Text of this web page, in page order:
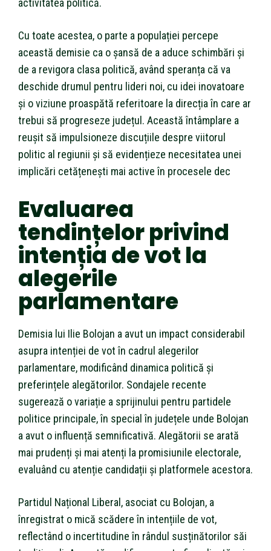
Cu toate acestea, o parte a populației percepe
această demisie ca o șansă de a aduce schimbări și
de a revigora clasa politică, având speranța că va
deschide drumul pentru lideri noi, cu idei inovatoare
și o viziune proaspătă referitoare la direcția în care ar
trebui să progreseze județul. Această întâmplare a
reușit să impulsioneze discuțiile despre viitorul
politic al regiunii și să evidențieze necesitatea unei
implicări cetățenești mai active în procesele dec
Evaluarea
tendințelor privind
intenția de vot la
alegerile
parlamentare
Demisia lui Ilie Bolojan a avut un impact considerabil
asupra intenției de vot în cadrul alegerilor
parlamentare, modificând dinamica politică și
preferințele alegătorilor. Sondajele recente
sugerează o variație a sprijinului pentru partidele
politice principale, în special în județele unde Bolojan
a avut o influență semnificativă. Alegătorii se arată
mai prudenți și mai atenți la promisiunile electorale,
evaluând cu atenție candidații și platformele acestora.
Partidul Național Liberal, asociat cu Bolojan, a
înregistrat o mică scădere în intențiile de vot,
reflectând o incertitudine în rândul susținătorilor săi